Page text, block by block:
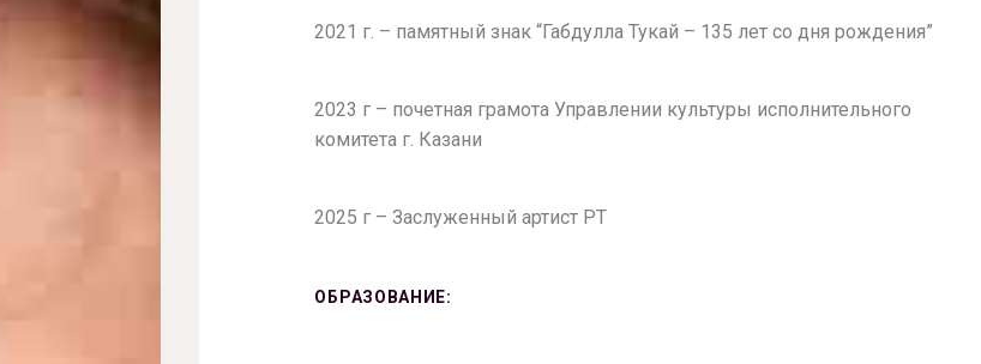
2021 г. – памятный знак “Габдулла Тукай – 135 лет со дня рождения”
2023 г – почетная грамота Управлении культуры исполнительного
комитета г. Казани
2025 г – Заслуженный артист РТ
ОБРАЗОВАНИЕ: